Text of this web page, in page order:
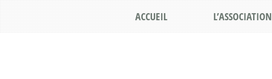
ACCUEIL L’ASSOCIATION